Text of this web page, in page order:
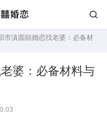
市滇圆囍婚恋找老婆：必备材
婆：必备材料与